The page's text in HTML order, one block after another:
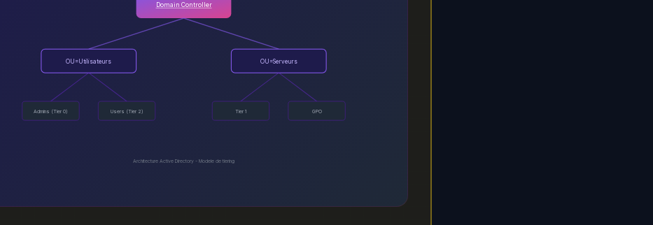
Domain Controller
OU=Utilisateurs OU=Serveurs
Admins (Tier 0) Users (Tier 2) Tier 1 GPO
Architecture Active Directory - Modele de tiering